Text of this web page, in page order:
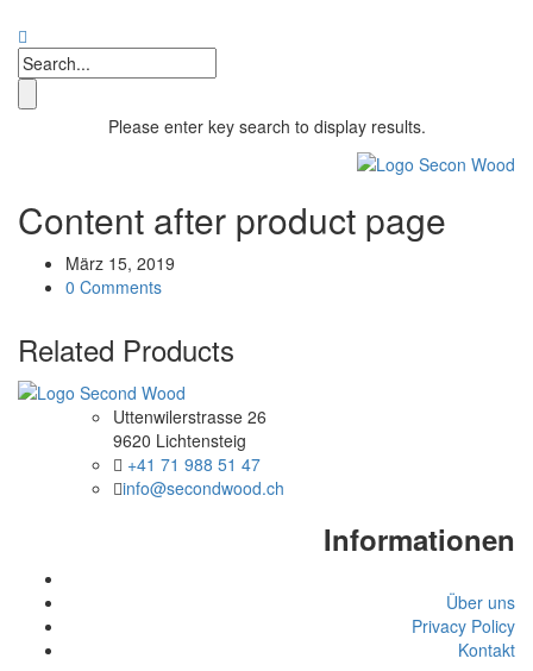
Please enter key search to display results.
Content after product page
März 15, 2019
0 Comments
Related Products
Uttenwilerstrasse 26
9620 Lichtensteig
+41 71 988 51 47
info@secondwood.ch
Informationen
Über uns
Privacy Policy
Kontakt